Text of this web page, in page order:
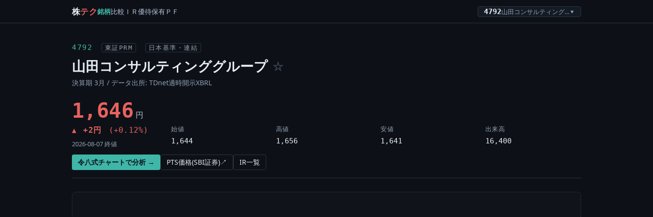
株テク銘柄比較 ＩＲ優待保有ＰＦ 4792 山田コンサルティンググループ▼
4792 東証PRM 日本基準・連結
山田コンサルティンググループ ☆
決算期 3月 / データ出所: TDnet適時開示XBRL
1,646 円
▲ +2円 (+0.12%)
2026-08-07 終値
始値
1,644
高値
1,656
安値
1,641
出来高
16,400
令八式チャートで分析 → PTS価格(SBI証券)↗ IR一覧